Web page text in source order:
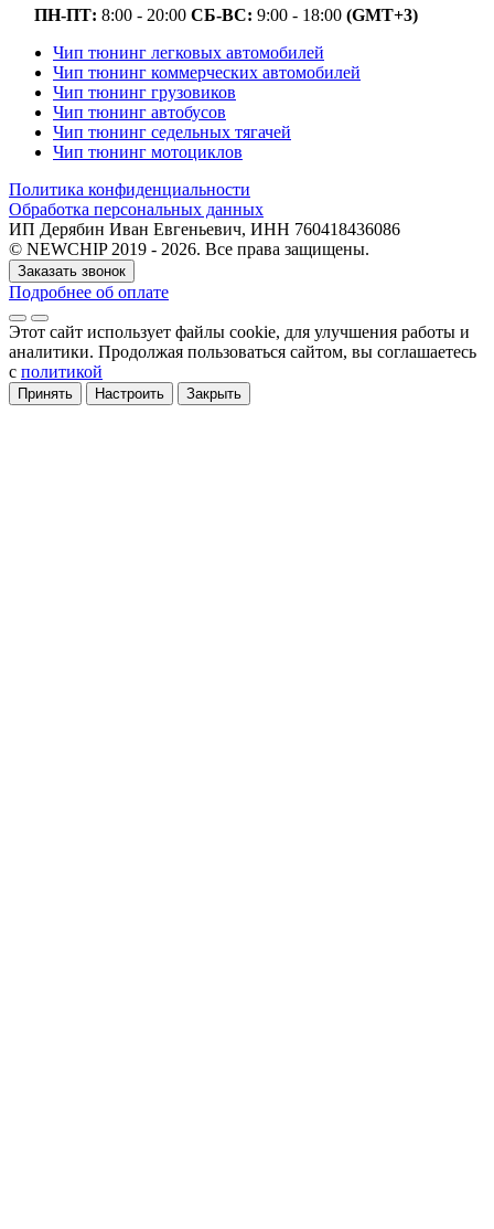
ПН-ПТ: 8:00 - 20:00 СБ-ВС: 9:00 - 18:00 (GMT+3)
Чип тюнинг легковых автомобилей
Чип тюнинг коммерческих автомобилей
Чип тюнинг грузовиков
Чип тюнинг автобусов
Чип тюнинг седельных тягачей
Чип тюнинг мотоциклов
Политика конфиденциальности
Обработка персональных данных
ИП Дерябин Иван Евгеньевич, ИНН 760418436086
© NEWCHIP 2019 - 2026. Все права защищены.
Заказать звонок
Подробнее об оплате
Этот сайт использует файлы cookie, для улучшения работы и
аналитики. Продолжая пользоваться сайтом, вы соглашаетесь
с политикой
Принять Настроить Закрыть